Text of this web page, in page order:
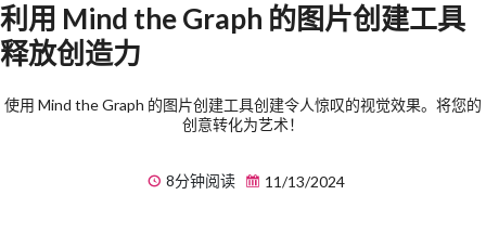
利用 Mind the Graph 的图片创建工具
释放创造力
使用 Mind the Graph 的图片创建工具创建令人惊叹的视觉效果。将您的
创意转化为艺术！
8分钟阅读 11/13/2024